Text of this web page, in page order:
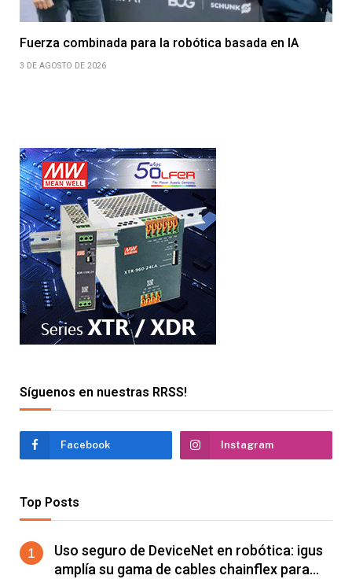
Fuerza combinada para la robótica basada en IA
3 DE AGOSTO DE 2026
Síguenos en nuestras RRSS!
Facebook Instagram
Top Posts
Uso seguro de DeviceNet en robótica: igus
amplía su gama de cables chainflex para